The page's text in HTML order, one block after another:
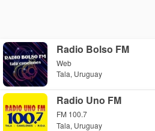
Radio Bolso FM
Web
Tala, Uruguay
Radio Uno FM
FM 100.7
Tala, Uruguay